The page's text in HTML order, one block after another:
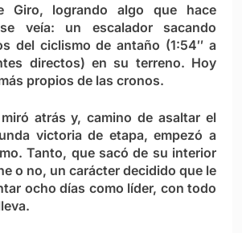
Giro, logrando algo que hace
veía: un escalador sacando
del ciclismo de antaño (1:54″ a
directos) en su terreno. Hoy
propios de las cronos.
atrás y, camino de asaltar el
victoria de etapa, empezó a
Tanto, que sacó de su interior
o no, un carácter decidido que le
ocho días como líder, con todo